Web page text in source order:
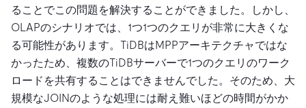
ることでこの問題を解決することができました。しかし、
OLAPのシナリオでは、1つ1つのクエリが非常に大きくな
る可能性があります。TiDBはMPPアーキテクチャではな
かったため、複数のTiDBサーバーで1つのクエリのワーク
ロードを共有することはできませんでした。そのため、大
規模なJOINのような処理には耐え難いほどの時間がかか